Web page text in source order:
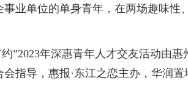
业单位的单身青年，在两场趣味性
年深惠青年人才交友活动由惠
指导，惠报·东江之恋主办，华润